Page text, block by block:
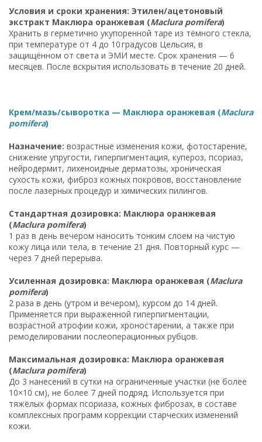
Условия и сроки хранения: Этилен/ацетоновый
экстракт Маклюра оранжевая (Maclura pomifera)
Хранить в герметично укупоренной таре из тёмного стекла,
при температуре от 4 до 10 градусов Цельсия, в
защищённом от света и ЭМИ месте. Срок хранения — 6
месяцев. После вскрытия использовать в течение 20 дней.
Крем/мазь/сыворотка — Маклюра оранжевая (Maclura
pomifera)
Назначение: возрастные изменения кожи, фотостарение,
снижение упругости, гиперпигментация, купероз, псориаз,
нейродермит, лихеноидные дерматозы, хроническая
сухость кожи, фиброз кожных покровов, восстановление
после лазерных процедур и химических пилингов.
Стандартная дозировка: Маклюра оранжевая
(Maclura pomifera)
1 раз в день вечером наносить тонким слоем на чистую
кожу лица или тела, в течение 21 дня. Повторный курс —
через 7 дней перерыва.
Усиленная дозировка: Маклюра оранжевая (Maclura
pomifera)
2 раза в день (утром и вечером), курсом до 14 дней.
Применяется при выраженной гиперпигментации,
возрастной атрофии кожи, хроностарении, а также при
ремоделировании послеоперационных рубцов.
Максимальная дозировка: Маклюра оранжевая
(Maclura pomifera)
До 3 нанесений в сутки на ограниченные участки (не более
10×10 см), не более 7 дней подряд. Используется при
тяжёлых формах псориаза, кожных фиброзах, в составе
комплексных программ коррекции старческих изменений
кожи.